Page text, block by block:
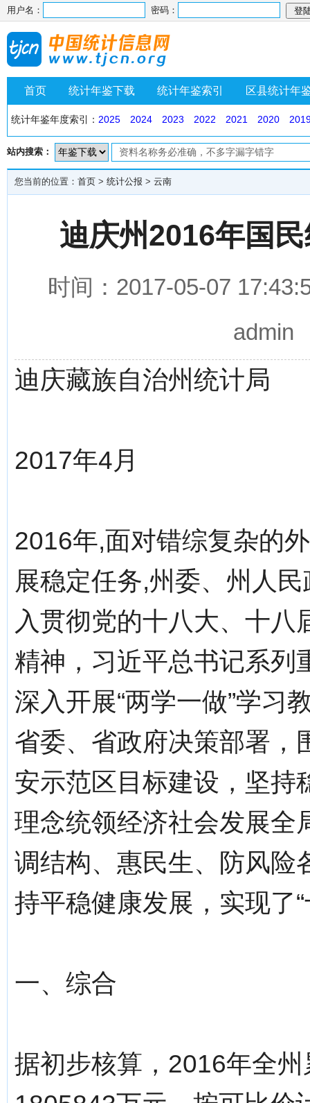
用户名： 密码：
首页 统计年鉴下载 统计年鉴索引 区县统计年
统计年鉴年度索引： 2025 2024 2023 2022 2021 2020
站内搜索：
您当前的位置： 首页 > 统计公报 > 云南
迪庆州2016年国
时间：2017-05-07
admin
迪庆藏族自治州统计局
2017年4月
2016年,面对错综复杂的
展稳定任务,州委、州人
入贯彻党的十八大、十
精神，习近平总书记系列
深入开展“两学一做”学习
省委、省政府决策部署，
安示范区目标建设，坚持
理念统领经济社会发展全
调结构、惠民生、防风险
持平稳健康发展，实现了
一、综合
据初步核算，2016年全